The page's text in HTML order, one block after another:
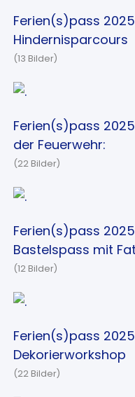
Ferien(s)pass
Hindernisparcours
(13 Bilder)
Ferien(s)pass
der Feuerwehr:
(22 Bilder)
Ferien(s)pass
Bastelspass mit
(12 Bilder)
Ferien(s)pass
Dekorierworkshop
(22 Bilder)